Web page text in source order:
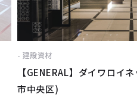
建設資材
【GENERAL】ダイワロイ
市中央区)